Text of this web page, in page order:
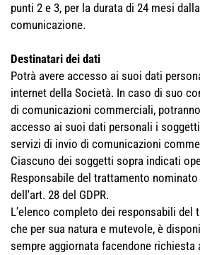
punti 2 e 3, per la durata di 24 mesi
comunicazione.
Destinatari dei dati
Potrà avere accesso ai suoi dati
internet della Società. In caso di suo
di comunicazioni commerciali,
accesso ai suoi dati personali i
servizi di invio di comunicazioni
Ciascuno dei soggetti sopra indicati
Responsabile del trattamento
dell'art. 28 del GDPR.
L’elenco completo dei responsabili del
che per sua natura e mutevole, è
sempre aggiornata facendone richiesta